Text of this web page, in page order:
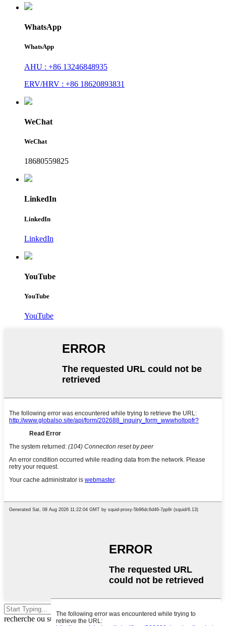
WhatsApp
WhatsApp
AHU : +86 13246848935
ERV/HRV : +86 18620893831
WeChat
WeChat
18680559825
LinkedIn
LinkedIn
LinkedIn
YouTube
YouTube
YouTube
recherche ou sur Échap pour fermer.